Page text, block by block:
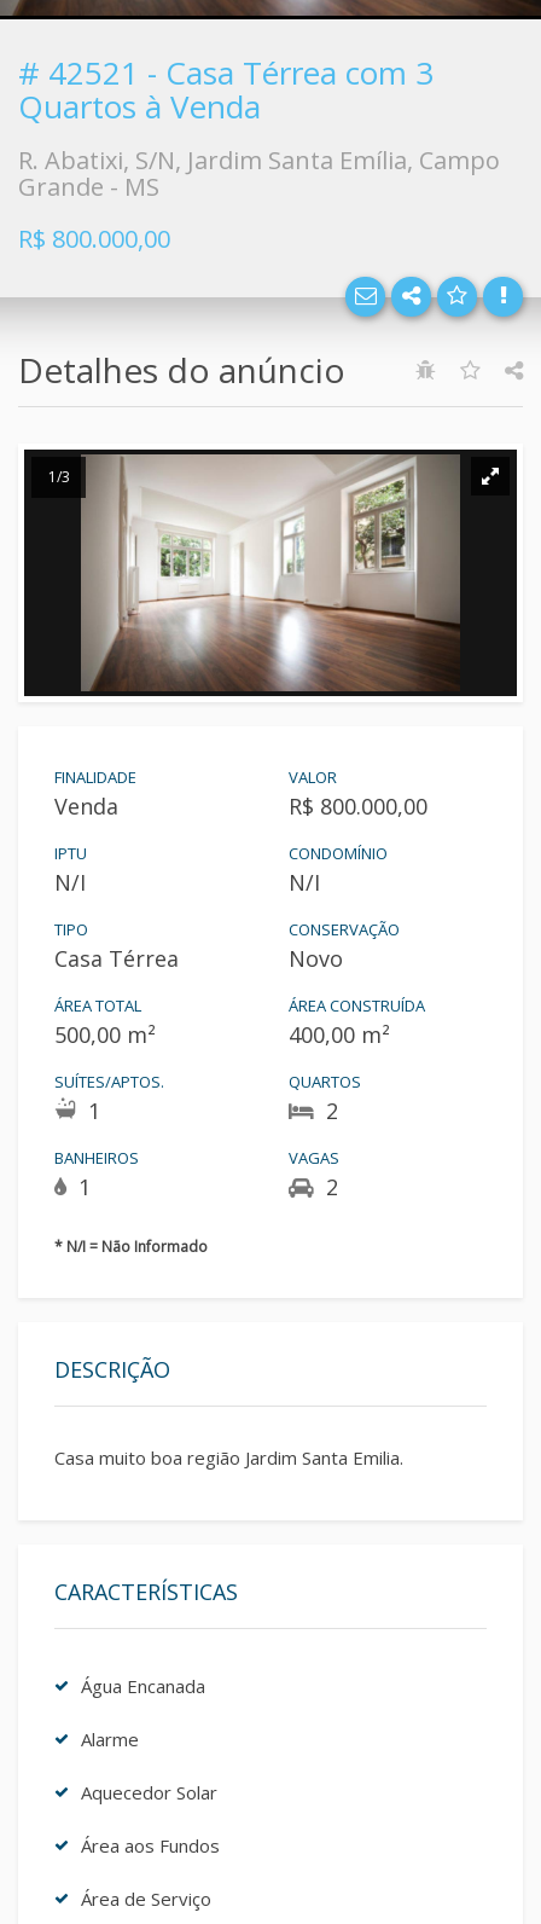
# 42521 - Casa Térrea com 3
Quartos à Venda
R. Abatixi, S/N, Jardim Santa Emília, Campo
Grande - MS
R$ 800.000,00
Detalhes do anúncio
1/3
FINALIDADE
Venda
VALOR
R$ 800.000,00
IPTU
N/I
CONDOMÍNIO
N/I
TIPO
Casa Térrea
CONSERVAÇÃO
Novo
ÁREA TOTAL
500,00 m²
ÁREA CONSTRUÍDA
400,00 m²
SUÍTES/APTOS.
1
QUARTOS
2
BANHEIROS
1
VAGAS
2
* N/I = Não Informado
DESCRIÇÃO
Casa muito boa região Jardim Santa Emilia.
CARACTERÍSTICAS
Água Encanada
Alarme
Aquecedor Solar
Área aos Fundos
Área de Serviço